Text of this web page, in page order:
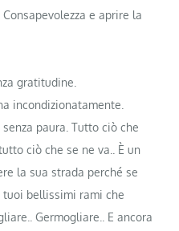
e aprire la
gratitudine.
incondizionatamente.
paura. Tutto ciò che
ciò che se ne va.. È un
la sua strada perché se
tuoi bellissimi rami che
Germogliare.. E ancora